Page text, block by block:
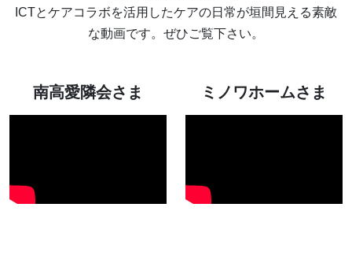
ICTとケアコラボを活用したケアの日常が垣間見える素敵
な動画です。ぜひご覧下さい。
南高愛隣会さま ミノワホームさま